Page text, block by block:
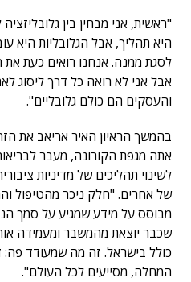
"ראשית, אני מבחין בין
היא תהליך, אבל הגלובליות היא
לסגת ממנה. אנחנו רואים כעת
אבל אני לא רואה כל דרך ליסוג
והעסקים הם כולם גלובליים".
בהמשך הראיון האיר אריאב את
אתה מגפת הקורונה, מעבר
לשינוי תהליכים של מדיניות
של אחרים. "חלק ניכר מהטיפול
מבוסס על מידע שמגיע על סמך
שכבר יוצאת מהמשבר ומעמידה
כולל בישראל. זה מה שמעודד
המחלה, מסייעים לכל העולם".